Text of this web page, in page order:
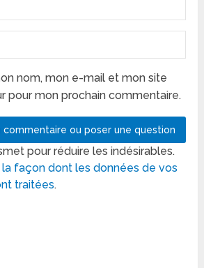
nom, mon e-mail et mon site
pour mon prochain commentaire.
pour réduire les indésirables.
la façon dont les données de vos
traitées.